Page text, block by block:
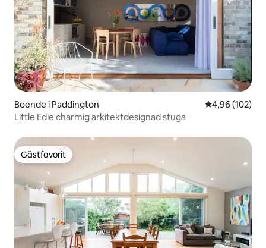
Boende i Paddington 4,96 av 5 i
4,96 (102)
Little Edie charmig arkitektdesignad stuga
Gästfavorit
Gästfavorit